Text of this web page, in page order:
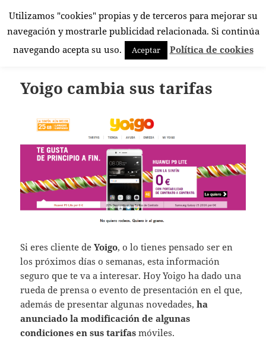
El Rincón Androide
MENÚ
Y
Yoigo cambia sus tarifas
Si eres cliente deYoigo, o lo tienes pensado ser en
los próximos días o semanas, esta información
seguro que te va a interesar. Hoy Yoigo ha dado una
rueda de prensa o evento de presentación en el que,
además de presentar algunas novedades,ha
anunciado la modificación de algunas
condiciones en sus tarifas móviles.
Utilizamos "cookies" propias y de terceros para mejorar su
navegación y mostrarle publicidad relacionada. Si continúa
navegando acepta su uso.
Aceptar Política de cookies